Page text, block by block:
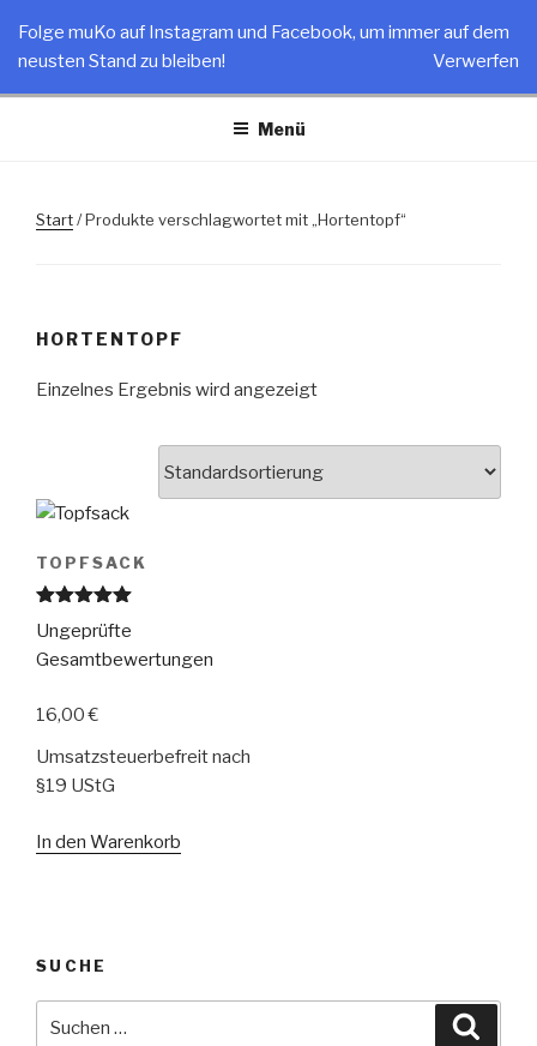
Folge muKo auf Instagram und Facebook, um immer auf dem
neusten Stand zu bleiben!
Verwerfen
Inhalt
springen
MUKO
Stoffprodukte – Made in Germany
Menü
Start/ Produkte verschlagwortet mit „Hortentopf“
HORTENTOPF
Einzelnes Ergebnis wird angezeigt
TOPFSACK
Bewertet
mit5.00
von 5
Ungeprüfte
Gesamtbewertungen
16,00€
Umsatzsteuerbefreit nach
§19 UStG
In den Warenkorb
SUCHE